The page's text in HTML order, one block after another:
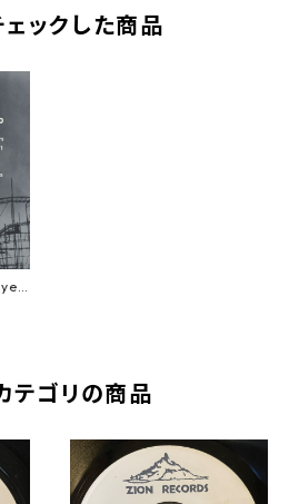
ックした商品
テゴリの商品